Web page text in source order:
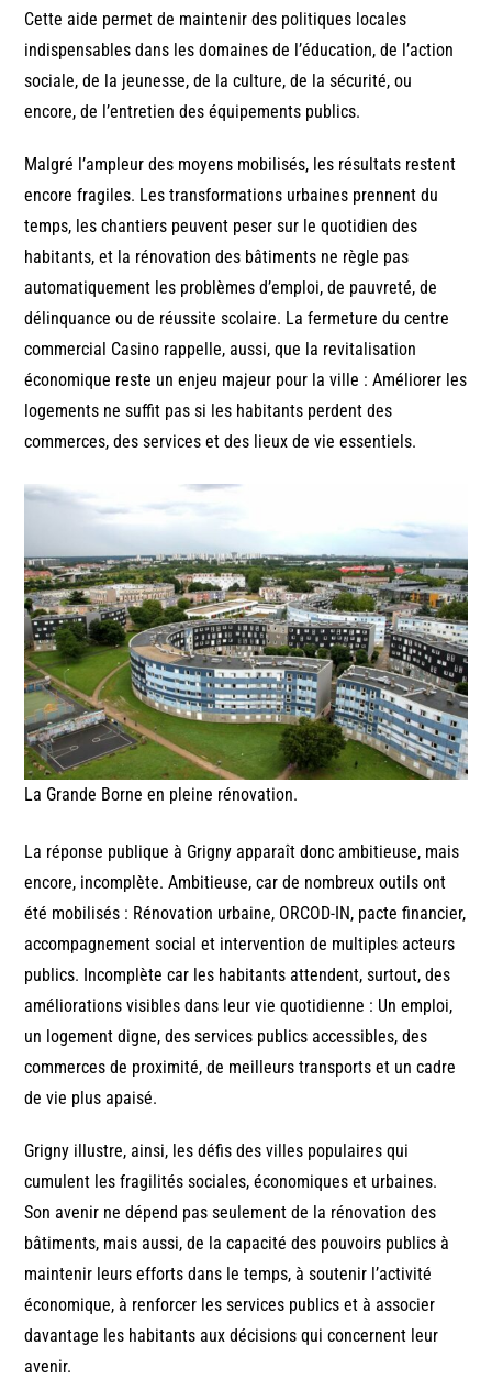
Cette aide permet de maintenir des politiques locales
indispensables dans les domaines de l’éducation, de l’action
sociale, de la jeunesse, de la culture, de la sécurité, ou
encore, de l’entretien des équipements publics.
Malgré l’ampleur des moyens mobilisés, les résultats restent
encore fragiles. Les transformations urbaines prennent du
temps, les chantiers peuvent peser sur le quotidien des
habitants, et la rénovation des bâtiments ne règle pas
automatiquement les problèmes d’emploi, de pauvreté, de
délinquance ou de réussite scolaire. La fermeture du centre
commercial Casino rappelle, aussi, que la revitalisation
économique reste un enjeu majeur pour la ville : Améliorer les
logements ne suffit pas si les habitants perdent des
commerces, des services et des lieux de vie essentiels.
La Grande Borne en pleine rénovation.
La réponse publique à Grigny apparaît donc ambitieuse, mais
encore, incomplète. Ambitieuse, car de nombreux outils ont
été mobilisés : Rénovation urbaine, ORCOD-IN, pacte financier,
accompagnement social et intervention de multiples acteurs
publics. Incomplète car les habitants attendent, surtout, des
améliorations visibles dans leur vie quotidienne : Un emploi,
un logement digne, des services publics accessibles, des
commerces de proximité, de meilleurs transports et un cadre
de vie plus apaisé.
Grigny illustre, ainsi, les défis des villes populaires qui
cumulent les fragilités sociales, économiques et urbaines.
Son avenir ne dépend pas seulement de la rénovation des
bâtiments, mais aussi, de la capacité des pouvoirs publics à
maintenir leurs efforts dans le temps, à soutenir l’activité
économique, à renforcer les services publics et à associer
davantage les habitants aux décisions qui concernent leur
avenir.